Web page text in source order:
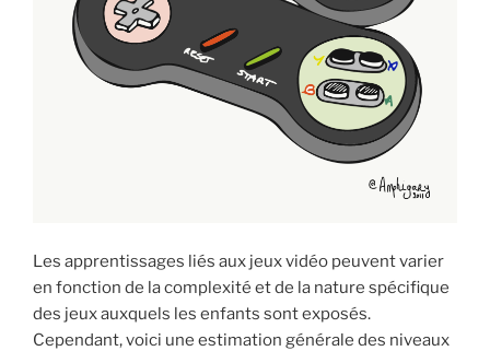
Les apprentissages liés aux jeux vidéo peuvent varier
en fonction de la complexité et de la nature spécifique
des jeux auxquels les enfants sont exposés.
Cependant, voici une estimation générale des niveaux